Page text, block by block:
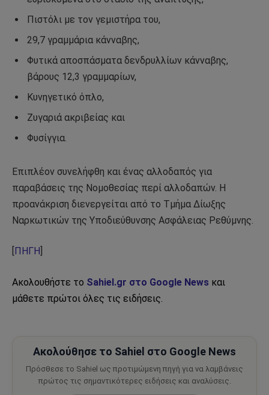
Πιστόλι με τον γεμιστήρα του,
29,7 γραμμάρια κάνναβης,
Φυτικά αποσπάσματα δενδρυλλίων κάνναβης,
βάρους 12,3 γραμμαρίων,
Κυνηγετικό όπλο,
Ζυγαριά ακριβείας και
Φυσίγγια.
Επιπλέον συνελήφθη και ένας αλλοδαπός για
παραβάσεις της Νομοθεσίας περί αλλοδαπών. Η
προανάκριση διενεργείται από το Τμήμα Δίωξης
Ναρκωτικών της Υποδιεύθυνσης Ασφάλειας Ρεθύμνης.
ΠΗΓΗ
Ακολουθήστε το Sahiel.gr στο Google News και
μάθετε πρώτοι όλες τις ειδήσεις.
Ακολούθησε το Sahiel στο Google News
Πρόσθεσε το Sahiel ως προτιμώμενη πηγή για να λαμβάνεις
πρώτος τις σημαντικότερες ειδήσεις και αναλύσεις.